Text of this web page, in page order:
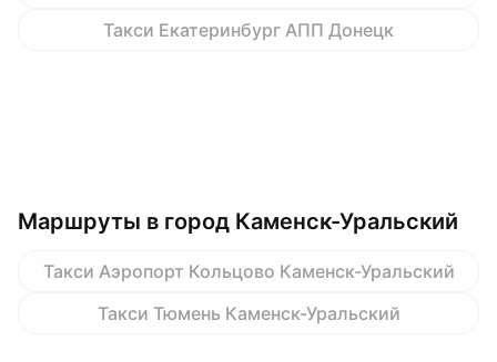
Такси Екатеринбург АПП Донецк
Маршруты в город Каменск-Уральский
Такси Аэропорт Кольцово Каменск-Уральский
Такси Тюмень Каменск-Уральский